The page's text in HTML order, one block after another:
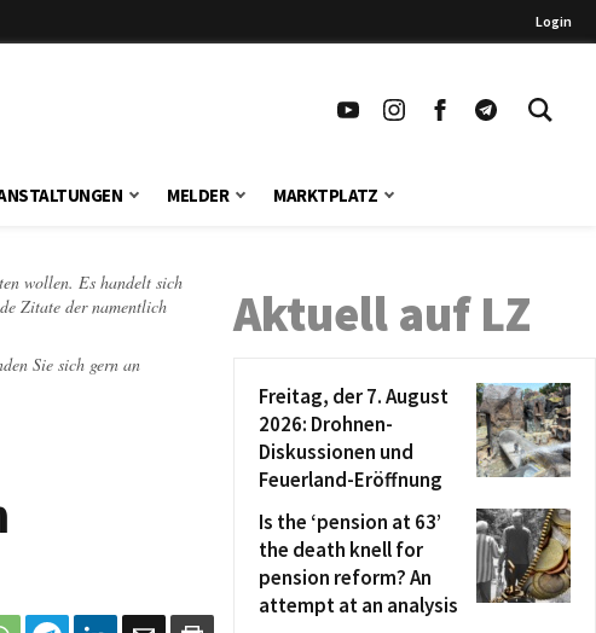
Login
MELDER MARKTPLATZ
wollen. Es handelt sich
Zitate der namentlich
Sie sich gern an
Aktuell auf LZ
Freitag, der 7. August
2026: Drohnen-
Diskussionen und
Feuerland-Eröffnung
Is the ‘pension at 63’
the death knell for
pension reform? An
attempt at an analysis